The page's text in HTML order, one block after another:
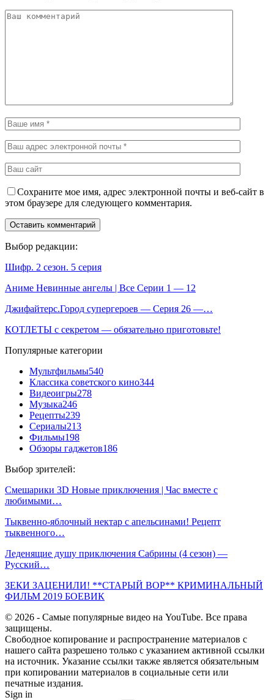
Сохраните мое имя, адрес электронной почты и веб-сайт в
этом браузере для следующего комментария.
Выбор редакции:
Шифр. 2 сезон. 5 серия
Аниме Невинные ангелы | Все Серии 1 — 12
Джифайтерс.Город супергероев — Серия 26 —…
КОТЛЕТЫ с секретом — обязательно приготовьте!
Популярные категории
Мультфильмы540
Классика советского кино344
Видеоигры278
Музыка246
Рецепты239
Сериалы213
Фильмы198
Обзоры гаджетов186
Выбор зрителей:
Смешарики 3D Новые приключения | Час вместе с
любимыми…
Тыквенно-яблочный нектар с апельсинами! Рецепт
тыквенного…
Леденящие душу приключения Сабрины (4 сезон) —
Русский…
ЗЕКИ ЗАЦЕНИЛИ! **СТАРЫЙ ВОР** КРИМИНАЛЬНЫЙ
ФИЛЬМ 2019 БОЕВИК
© 2026 - Самые популярные видео на YouTube. Все права
защищены.
Свободное копирование и распространение материалов с
нашего сайта разрешено только с указанием активной ссылки
на источник. Указание ссылки также является обязательным
при копировании материалов в социальные сети или
печатные издания.
Sign in